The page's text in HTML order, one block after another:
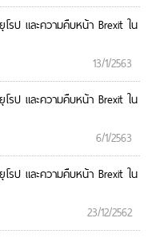
รป และความคืบหน้า Brexit ใน
13/1/2563
รป และความคืบหน้า Brexit ใน
6/1/2563
รป และความคืบหน้า Brexit ใน
23/12/2562